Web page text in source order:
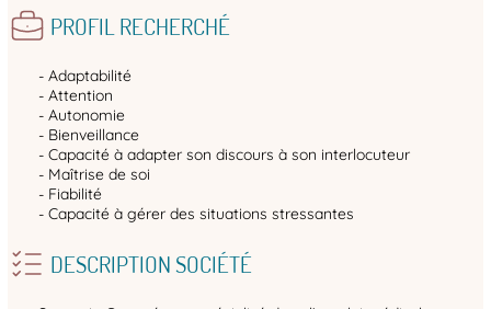
PROFIL RECHERCHÉ
- Adaptabilité
- Attention
- Autonomie
- Bienveillance
- Capacité à adapter son discours à son interlocuteur
- Maîtrise de soi
- Fiabilité
- Capacité à gérer des situations stressantes
DESCRIPTION SOCIÉTÉ